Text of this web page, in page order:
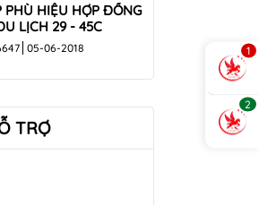
PHÙ HIỆU HỢP ĐỒNG
XE DU LỊCH 29 - 45C
05-06-2018
TRỢ
1
2